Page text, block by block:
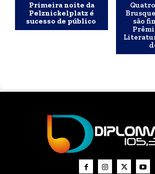
Primeira noite da
Pelznickelplatz é
sucesso de público
são